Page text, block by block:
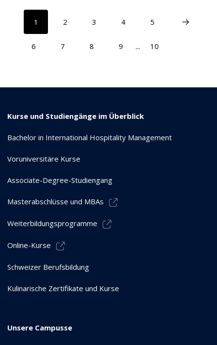
1 2 3 4 5
6 7 8 9 ... 10
Kurse und Studiengänge im Überblick
Bachelor in International Hospitality Management
Voruniversitäre Kurse
Associate-Degree-Studiengang
Masterabschlüsse und MBAs
Weiterbildungsprogramme
Online-Kurse
Schweizer Berufsbildung
Kulinarische Zertifikate und Kurse
Unsere Campusse